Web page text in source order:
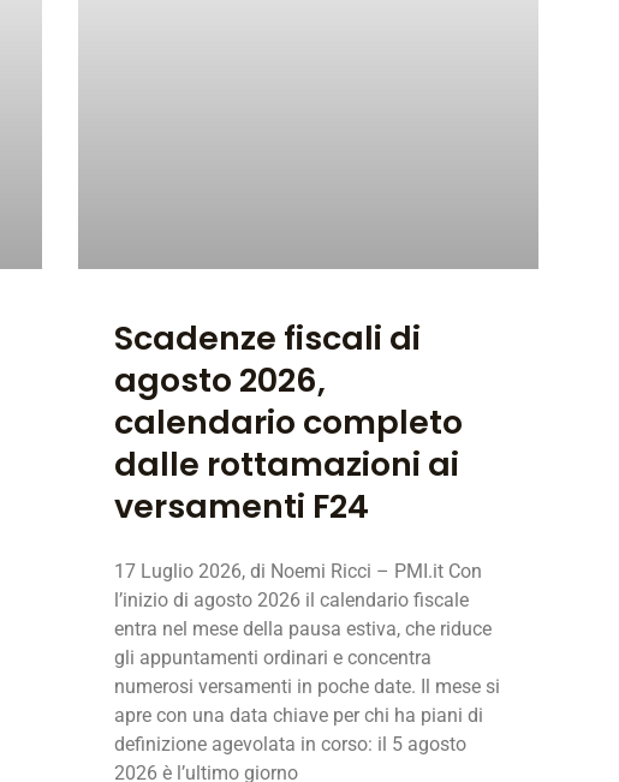
Scadenze fiscali di
agosto 2026,
calendario completo
dalle rottamazioni ai
versamenti F24
17 Luglio 2026, di Noemi Ricci – PMI.it Con
l’inizio di agosto 2026 il calendario fiscale
entra nel mese della pausa estiva, che riduce
gli appuntamenti ordinari e concentra
numerosi versamenti in poche date. Il mese si
apre con una data chiave per chi ha piani di
definizione agevolata in corso: il 5 agosto
2026 è l’ultimo giorno